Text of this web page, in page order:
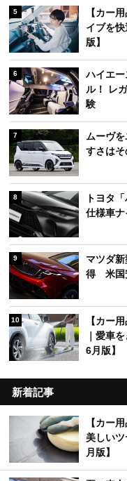
5
【カー
イブを
版】
6
ハイエ
ル！ レ
験
7
ムーヴ
すさは
8
トヨタ
仕様車
9
マツダ
得 米国
10
【カー
｜愛車
6月版】
新着記事
【カー
美しい
月版】